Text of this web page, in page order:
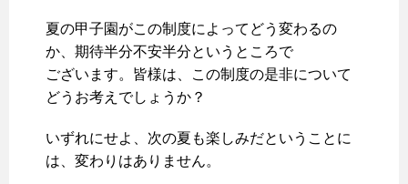
夏の甲子園がこの制度によってどう変わるの
か、期待半分不安半分というところで
ございます。皆様は、この制度の是非について
どうお考えでしょうか？
いずれにせよ、次の夏も楽しみだということに
は、変わりはありません。